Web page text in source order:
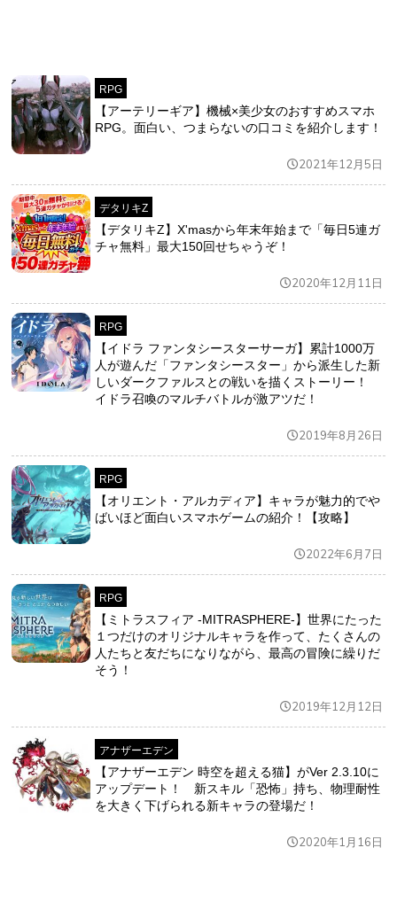
RPG
【アーテリーギア】機械×美少女のおすすめスマホ
RPG。面白い、つまらないの口コミを紹介します！
2021年12月5日
デタリキZ
【デタリキZ】X'masから年末年始まで「毎日5連ガ
チャ無料」最大150回せちゃうぞ！
2020年12月11日
RPG
【イドラ ファンタシースターサーガ】累計1000万
人が遊んだ「ファンタシースター」から派生した新
しいダークファルスとの戦いを描くストーリー！
イドラ召喚のマルチバトルが激アツだ！
2019年8月26日
RPG
【オリエント・アルカディア】キャラが魅力的でや
ばいほど面白いスマホゲームの紹介！【攻略】
2022年6月7日
RPG
【ミトラスフィア -MITRASPHERE-】世界にたった
１つだけのオリジナルキャラを作って、たくさんの
人たちと友だちになりながら、最高の冒険に繰りだ
そう！
2019年12月12日
アナザーエデン
【アナザーエデン 時空を超える猫】がVer 2.3.10に
アップデート！ 新スキル「恐怖」持ち、物理耐性
を大きく下げられる新キャラの登場だ！
2020年1月16日